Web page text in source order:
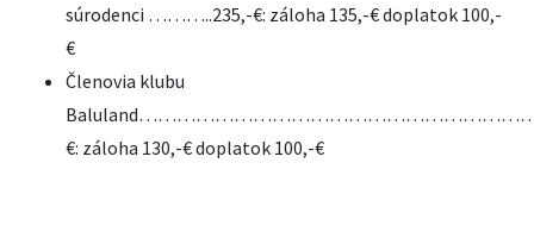
súrodenci ………..235,-€: záloha 135,-€ doplatok 100,-
€
Členovia klubu
€: záloha 130,-€ doplatok 100,-€